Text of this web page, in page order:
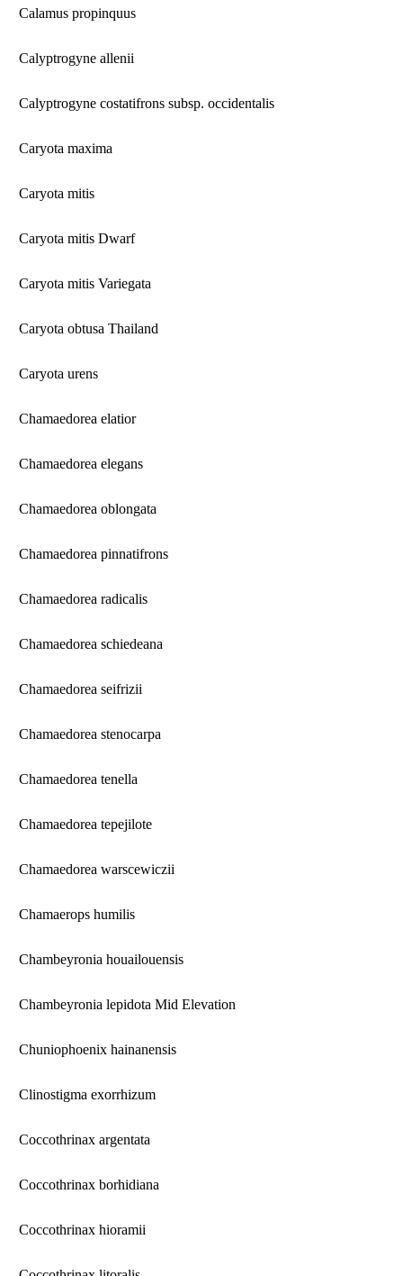
Calamus propinquus
Calyptrogyne allenii
Calyptrogyne costatifrons subsp. occidentalis
Caryota maxima
Caryota mitis
Caryota mitis Dwarf
Caryota mitis Variegata
Caryota obtusa Thailand
Caryota urens
Chamaedorea elatior
Chamaedorea elegans
Chamaedorea oblongata
Chamaedorea pinnatifrons
Chamaedorea radicalis
Chamaedorea schiedeana
Chamaedorea seifrizii
Chamaedorea stenocarpa
Chamaedorea tenella
Chamaedorea tepejilote
Chamaedorea warscewiczii
Chamaerops humilis
Chambeyronia houailouensis
Chambeyronia lepidota Mid Elevation
Chuniophoenix hainanensis
Clinostigma exorrhizum
Coccothrinax argentata
Coccothrinax borhidiana
Coccothrinax hioramii